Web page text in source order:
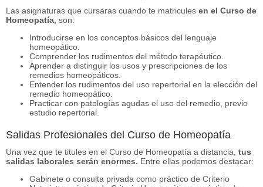
Las asignaturas que cursaras cuando te matricules en el Curso de
Homeopatía, son:
Introducirse en los conceptos básicos del lenguaje
homeopático.
Comprender los rudimentos del método terapéutico.
Aprender a distinguir los usos y prescripciones de los
remedios homeopáticos.
Entender los rudimentos del uso repertorial en la elección del
remedio homeopático.
Practicar con patologías agudas el uso del remedio, previo
estudio repertorial.
Salidas Profesionales del Curso de Homeopatía
Una vez que te titules en el Curso de Homeopatía a distancia, tus
salidas laborales serán enormes. Entre ellas podemos destacar:
Gabinete o consulta privada como práctico de Criterio